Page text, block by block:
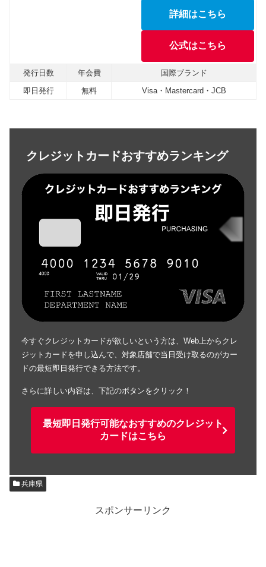
詳細はこちら
公式はこちら
発行日数 年会費
国際ブランド
即日発行
無料 Visa・Mastercard・JCB
クレジットカードおすすめランキング
今すぐクレジットカードが欲しいという方は、Web上からクレ
ジットカードを申し込んで、対象店舗で当日受け取るのがカー
ドの最短即日発行できる方法です。
さらに詳しい内容は、下記のボタンをクリック！
最短即日発行可能なおすすめのクレジット
カードはこちら
兵庫県
スポンサーリンク